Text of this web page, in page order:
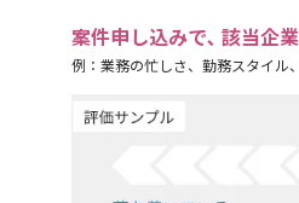
案件申し込みで､ 該当企
例：業務の忙しさ、勤務スタイル